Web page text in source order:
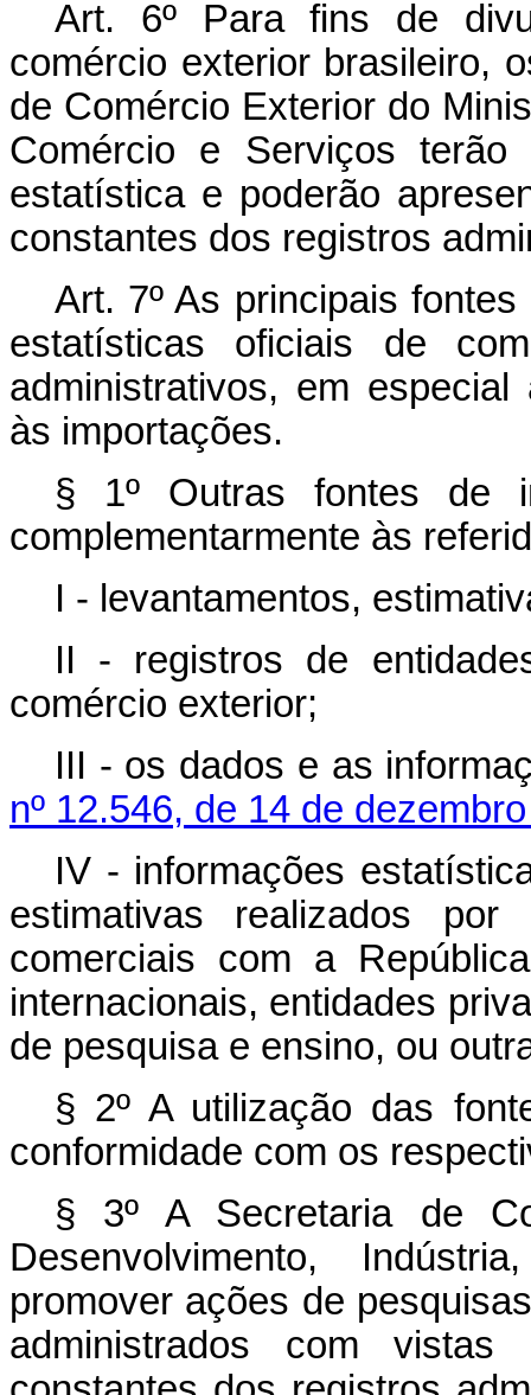
Art. 6º Para fins de
comércio exterior brasileiro,
de Comércio Exterior do
Comércio e Serviços terão
estatística e poderão
constantes dos registros
Art. 7º As principais
estatísticas oficiais de
administrativos, em
às importações.
§ 1º Outras fontes de
complementarmente às
I - levantamentos,
II - registros de
comércio exterior;
III - os dados e as
nº 12.546, de 14 de
IV - informações
estimativas realizados
comerciais com a
internacionais, entidades
de pesquisa e ensino, ou
§ 2º A utilização das
conformidade com os
§ 3º A Secretaria de
Desenvolvimento,
promover ações de
administrados com vistas